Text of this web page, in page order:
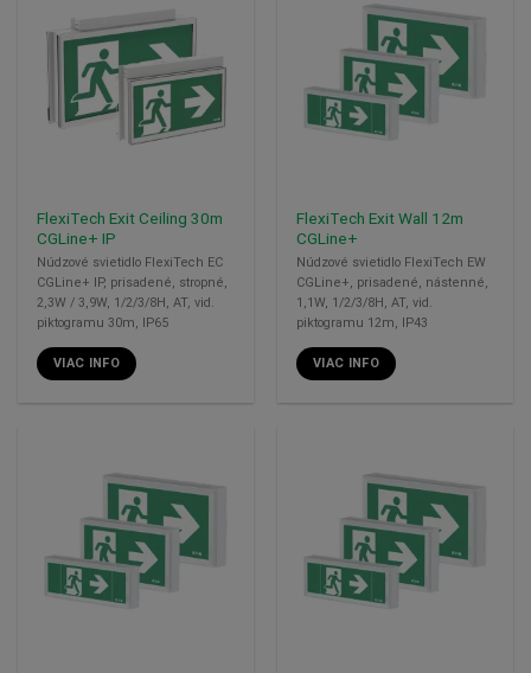
FlexiTech Exit Ceiling 30m
CGLine+ IP
Núdzové svietidlo FlexiTech EC
CGLine+ IP, prisadené, stropné,
2,3W / 3,9W, 1/2/3/8H, AT, vid.
piktogramu 30m, IP65
VIAC INFO
FlexiTech Exit Wall 12m
CGLine+
Núdzové svietidlo FlexiTech EW
CGLine+, prisadené, nástenné,
1,1W, 1/2/3/8H, AT, vid.
piktogramu 12m, IP43
VIAC INFO